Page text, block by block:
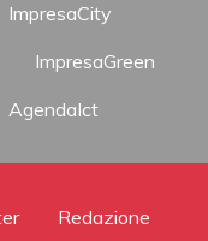
ImpresaCity
ImpresaGreen
AgendaIct
Redazione